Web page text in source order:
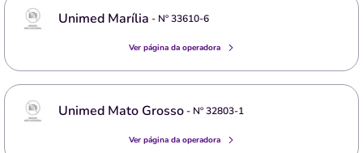
Unimed Marília - Nº33610-6
Ver página da operadora
Unimed Mato Grosso- Nº32803-1
Ver página da operadora